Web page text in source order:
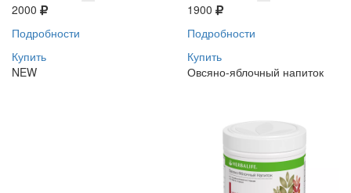
2000
Подробности
Купить
NEW
1900
Подробности
Купить
Овсяно-яблочный напиток